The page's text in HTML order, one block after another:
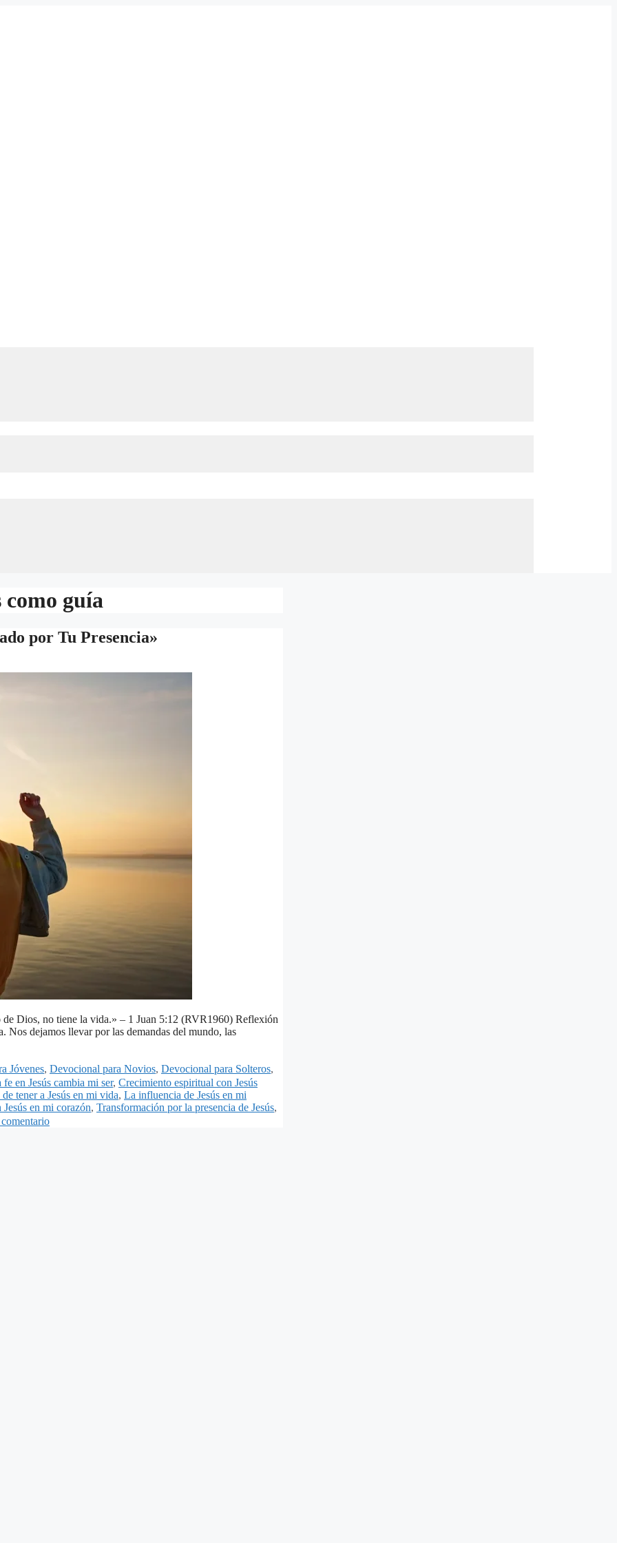
guía
por Tu Presencia»
Dios, no tiene la vida.» – 1 Juan 5:12 (RVR1960) Reflexión
Nos dejamos llevar por las demandas del mundo, las
Jóvenes, Devocional para Novios, Devocional para Solteros,
en Jesús cambia mi ser, Crecimiento espiritual con Jesús
tener a Jesús en mi vida, La influencia de Jesús en mi
en mi corazón, Transformación por la presencia de Jesús,